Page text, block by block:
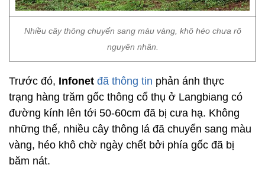
Nhiều cây thông chuyển sang màu vàng, khô héo chưa rõ
nguyên nhân.
Trước đó, Infonet đã thông tin phản ánh thực
trạng hàng trăm gốc thông cổ thụ ở Langbiang có
đường kính lên tới 50-60cm đã bị cưa hạ. Không
những thế, nhiều cây thông lá đã chuyển sang màu
vàng, héo khô chờ ngày chết bởi phía gốc đã bị
băm nát.